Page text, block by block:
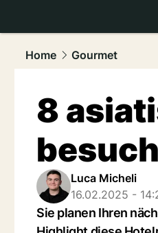
Home
Gourmet
8
Luca Micheli
16.02.2025 -
Sie planen Ihren